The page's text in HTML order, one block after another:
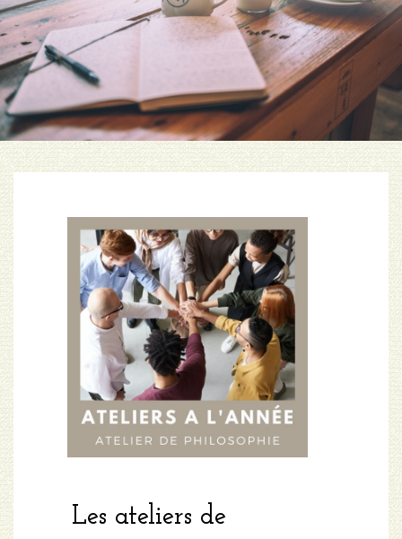
Les ateliers de